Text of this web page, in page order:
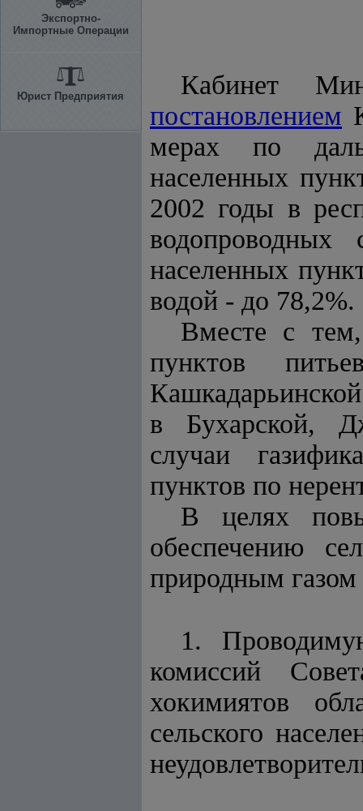
Экспортно-
Импортные Операции
Юрист Предприятия
Кабинет
постановлением
мерах по
населенных
2002 годы в
водопроводных
населенных
водой - до 78,2%.
Вместе с
пунктов
в Бухарской,
случаи
пунктов по
В целях
обеспечению
природным
1.
комиссий
хокимиятов
сельского